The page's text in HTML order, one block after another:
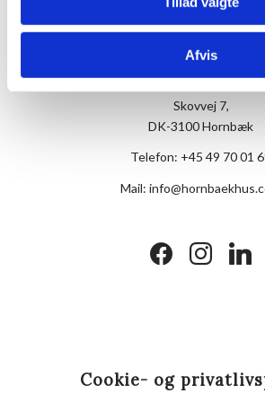
Afvis
Hotel
Skovvej 7,
DK-3100 Hornbæk
Telefon: +45 49 70 01
Mail:
facebookinstagramlinkedin
Cookie- og